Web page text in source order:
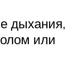
дыхания,
или